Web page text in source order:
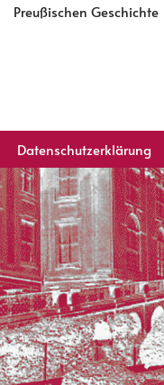
Preußischen Geschichte
Datenschutzerklärung